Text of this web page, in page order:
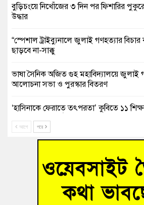
বুড়িচংয়ে নিখোঁজের ৩ দিন পর ফিশারির
উদ্ধার
“স্পেশাল ট্রাইব্যুনালে জুলাই গণহত্যার
ছাড়বে না-সাক্কু
ভাষা সৈনিক অজিত গুহ মহাবিদ্যালয়ে জুলাই
আলোচনা সভা ও পুরস্কার বিতরণ
‘হাসিনাকে ফেরাতে তৎপরতা’ কুবিতে ১১
বাঁশের খুঁটিতে ভর করে টিকে আছে সেতু
জুলাই গণঅভ্যুত্থান দিবসে কুমিল্লায় শ্রদ্ধা,
তনু হত্যা মামলায় গ্রেফতার সাবেক সেনা
হাইকোর্টের জামিনে মুক্ত
আগে পরে